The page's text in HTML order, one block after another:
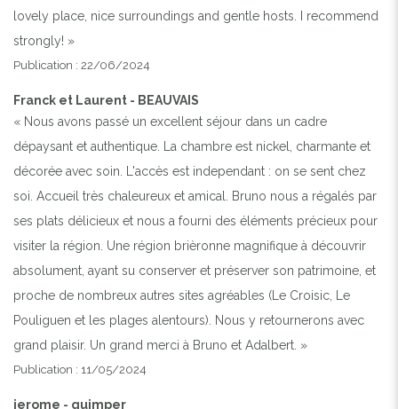
lovely place, nice surroundings and gentle hosts. I recommend
strongly! »
Publication : 22/06/2024
Franck et Laurent - BEAUVAIS
« Nous avons passé un excellent séjour dans un cadre
dépaysant et authentique. La chambre est nickel, charmante et
décorée avec soin. L'accès est independant : on se sent chez
soi. Accueil très chaleureux et amical. Bruno nous a régalés par
ses plats délicieux et nous a fourni des éléments précieux pour
visiter la région. Une région brièronne magnifique à découvrir
absolument, ayant su conserver et préserver son patrimoine, et
proche de nombreux autres sites agréables (Le Croisic, Le
Pouliguen et les plages alentours). Nous y retournerons avec
grand plaisir. Un grand merci à Bruno et Adalbert. »
Publication : 11/05/2024
jerome - quimper